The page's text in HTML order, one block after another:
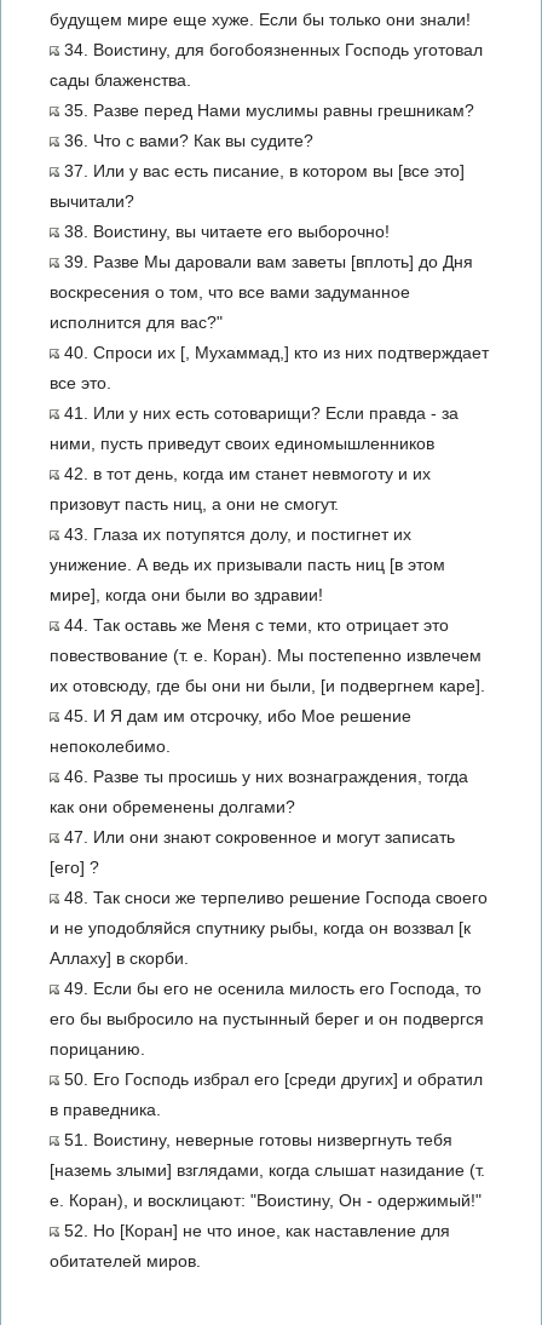
будущем мире еще хуже. Если бы только они знали!
34. Воистину, для богобоязненных Господь уготовал
сады блаженства.
35. Разве перед Нами муслимы равны грешникам?
36. Что с вами? Как вы судите?
37. Или у вас есть писание, в котором вы [все это]
вычитали?
38. Воистину, вы читаете его выборочно!
39. Разве Мы даровали вам заветы [вплоть] до Дня
воскресения о том, что все вами задуманное
исполнится для вас?"
40. Спроси их [, Мухаммад,] кто из них подтверждает
все это.
41. Или у них есть сотоварищи? Если правда - за
ними, пусть приведут своих единомышленников
42. в тот день, когда им станет невмоготу и их
призовут пасть ниц, а они не смогут.
43. Глаза их потупятся долу, и постигнет их
унижение. А ведь их призывали пасть ниц [в этом
мире], когда они были во здравии!
44. Так оставь же Меня с теми, кто отрицает это
повествование (т. е. Коран). Мы постепенно извлечем
их отовсюду, где бы они ни были, [и подвергнем каре].
45. И Я дам им отсрочку, ибо Мое решение
непоколебимо.
46. Разве ты просишь у них вознаграждения, тогда
как они обременены долгами?
47. Или они знают сокровенное и могут записать
[его] ?
48. Так сноси же терпеливо решение Господа своего
и не уподобляйся спутнику рыбы, когда он воззвал [к
Аллаху] в скорби.
49. Если бы его не осенила милость его Господа, то
его бы выбросило на пустынный берег и он подвергся
порицанию.
50. Его Господь избрал его [среди других] и обратил
в праведника.
51. Воистину, неверные готовы низвергнуть тебя
[наземь злыми] взглядами, когда слышат назидание (т.
е. Коран), и восклицают: "Воистину, Он - одержимый!"
52. Но [Коран] не что иное, как наставление для
обитателей миров.